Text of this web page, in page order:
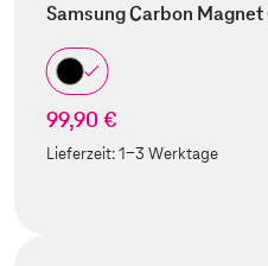
Samsung Carbon
99,90 €
Lieferzeit:1-3 Werktage